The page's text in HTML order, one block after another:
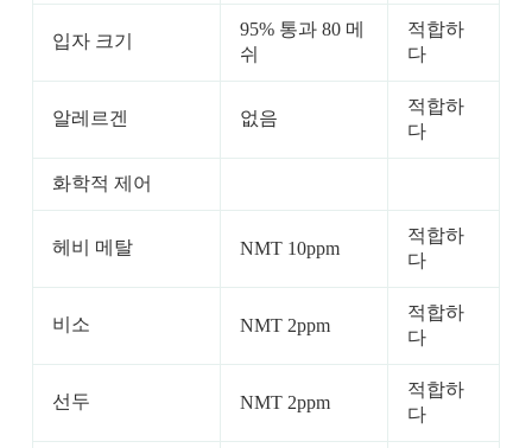
입자 크기
95% 통과 80 메
쉬
적합하
다
알레르겐 없음
적합하
다
화학적 제어
헤비 메탈 NMT 10ppm
적합하
다
비소 NMT 2ppm
적합하
다
선두 NMT 2ppm
적합하
다